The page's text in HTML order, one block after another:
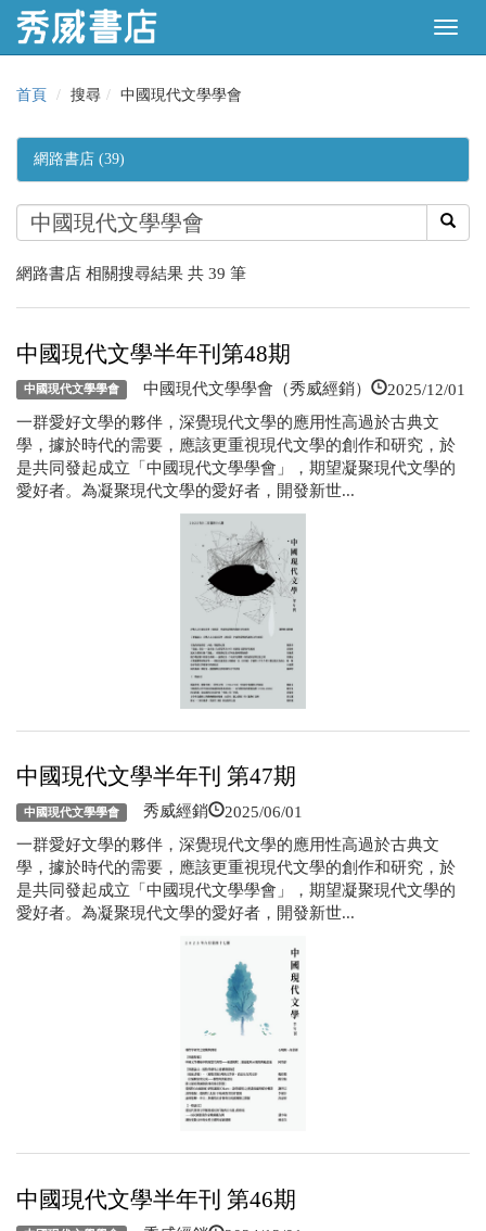
首頁 搜尋 中國現代文學學會
網路書店 (39)
網路書店 相關搜尋結果 共 39 筆
中國現代文學半年刊第48期
中國現代文學學會 中國現代文學學會（秀威經銷） 2025/12/01
一群愛好文學的夥伴，深覺現代文學的應用性高過於古典文
學，據於時代的需要，應該更重視現代文學的創作和研究，於
是共同發起成立「中國現代文學學會」，期望凝聚現代文學的
愛好者。為凝聚現代文學的愛好者，開發新世...
中國現代文學半年刊 第47期
中國現代文學學會 秀威經銷 2025/06/01
一群愛好文學的夥伴，深覺現代文學的應用性高過於古典文
學，據於時代的需要，應該更重視現代文學的創作和研究，於
是共同發起成立「中國現代文學學會」，期望凝聚現代文學的
愛好者。為凝聚現代文學的愛好者，開發新世...
中國現代文學半年刊 第46期